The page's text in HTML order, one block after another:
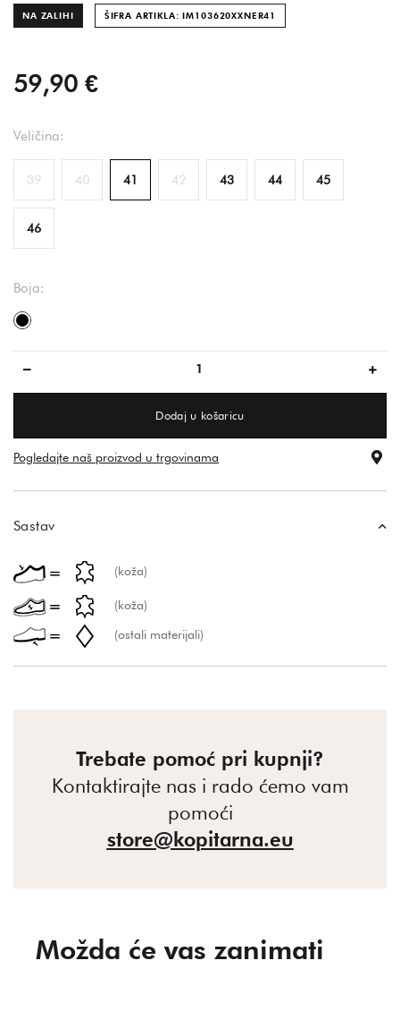
NA ZALIHI ŠIFRA ARTIKLA: IM103620XXNER41
59,90 €
Veličina:
39 40 41 42 43 44 45
46
Boja:
crna
Dodaj u košaricu
Pogledajte naš proizvod u trgovinama
Sastav
(koža)
(koža)
(ostali materijali)
Trebate pomoć pri kupnji?
Kontaktirajte nas i rado ćemo vam
pomoći
store@kopitarna.eu
Možda će vas zanimati